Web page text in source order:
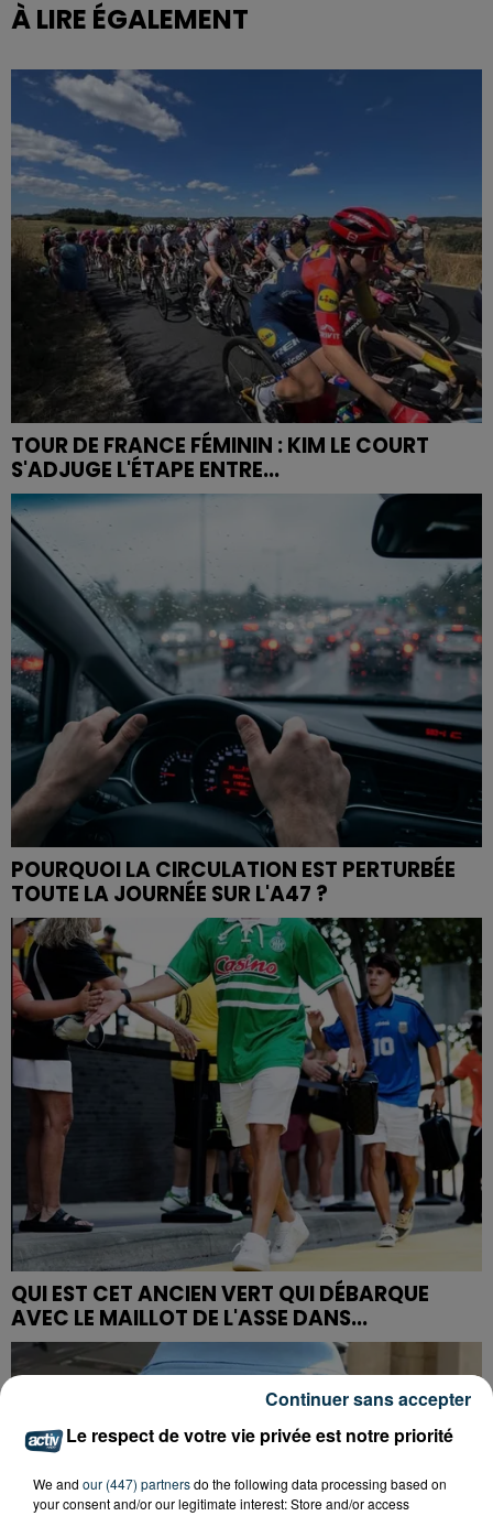
À LIRE ÉGALEMENT
TOUR DE FRANCE FÉMININ : KIM LE COURT
S'ADJUGE L'ÉTAPE ENTRE...
POURQUOI LA CIRCULATION EST PERTURBÉE
TOUTE LA JOURNÉE SUR L'A47 ?
QUI EST CET ANCIEN VERT QUI DÉBARQUE
AVEC LE MAILLOT DE L'ASSE DANS...
Le respect de votre vie privée est notre priorité
We and our (447) partnersdo the following data processing based on
your consent and/or our legitimate interest: Store and/or access
Continuer sans accepter